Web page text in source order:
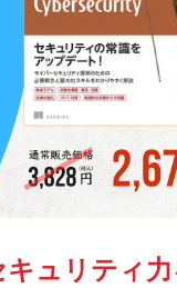
キュリティ